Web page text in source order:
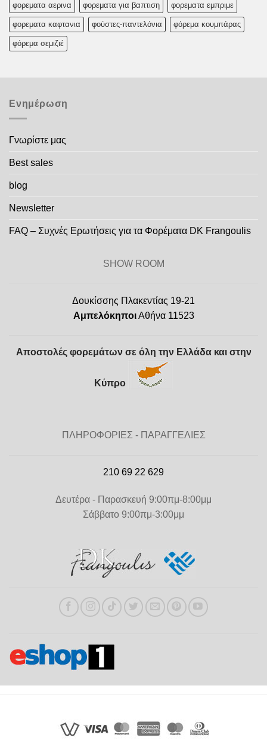
φορεματα αερινα φορεματα για βαπτιση φορεματα εμπριμε
φορεματα καφτανια φούστες-παντελόνια φόρεμα κουμπάρας
φόρεμα σεμιζιέ
Ενημέρωση
Γνωρίστε μας
Best sales
blog
Newsletter
FAQ – Συχνές Ερωτήσεις για τα Φορέματα DK Frangoulis
SHOW ROOM
Δουκίσσης Πλακεντίας 19-21
ΑμπελόκηποιΑθήνα 11523
Αποστολές φορεμάτων σε όλη την Ελλάδα και στην
Κύπρο
ΠΛΗΡΟΦΟΡΙΕΣ - ΠΑΡΑΓΓΕΛΙΕΣ
210 69 22 629
Δευτέρα - Παρασκευή 9:00πμ-8:00μμ
Σάββατο 9:00πμ-3:00μμ